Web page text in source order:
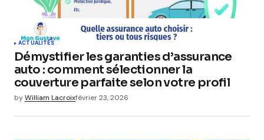
ACTUALITÉS
Démystifier les garanties d’assurance
auto : comment sélectionner la
couverture parfaite selon votre profil
byWilliam Lacroixfévrier 23, 2026